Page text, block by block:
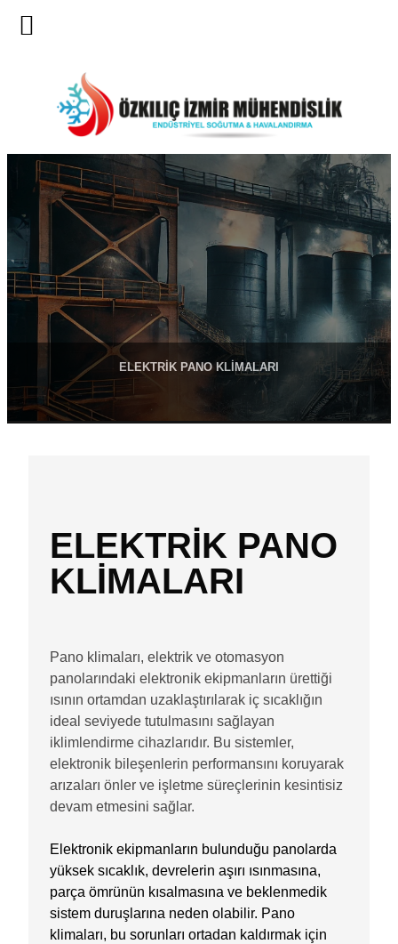
ELEKTRİK PANO KLİMALARI
ELEKTRİK PANO
KLİMALARI
Pano klimaları, elektrik ve otomasyon
panolarındaki elektronik ekipmanların ürettiği
ısının ortamdan uzaklaştırılarak iç sıcaklığın
ideal seviyede tutulmasını sağlayan
iklimlendirme cihazlarıdır. Bu sistemler,
elektronik bileşenlerin performansını koruyarak
arızaları önler ve işletme süreçlerinin kesintisiz
devam etmesini sağlar.
Elektronik ekipmanların bulunduğu panolarda
yüksek sıcaklık, devrelerin aşırı ısınmasına,
parça ömrünün kısalmasına ve beklenmedik
sistem duruşlarına neden olabilir. Pano
klimaları, bu sorunları ortadan kaldırmak için